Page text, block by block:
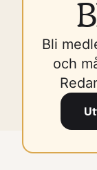
Bli
och